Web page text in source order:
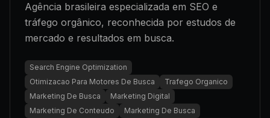
Agência brasileira especializada em SEO e
tráfego orgânico, reconhecida por estudos de
mercado e resultados em busca.
Search Engine Optimization
Otimizacao Para Motores De Busca
Trafego Organico
Marketing De Busca
Marketing Digital
Marketing De Conteudo
Marketing De Busca